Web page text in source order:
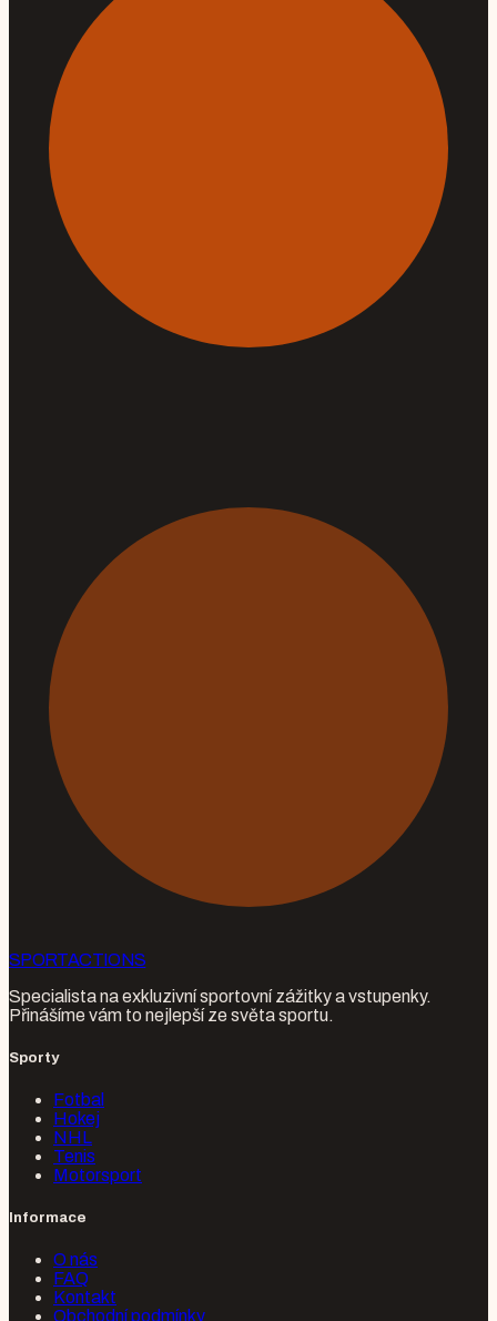
SPORTACTIONS
Specialista na exkluzivní sportovní zážitky a vstupenky.
Přinášíme vám to nejlepší ze světa sportu.
Sporty
Fotbal
Hokej
NHL
Tenis
Motorsport
Informace
O nás
FAQ
Kontakt
Obchodní podmínky